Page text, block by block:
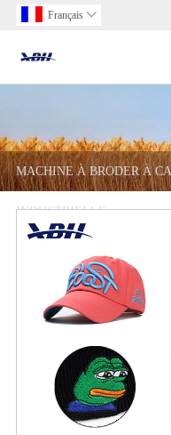
Français 
MACHINE À BRODER À
INDUSTRIELLE